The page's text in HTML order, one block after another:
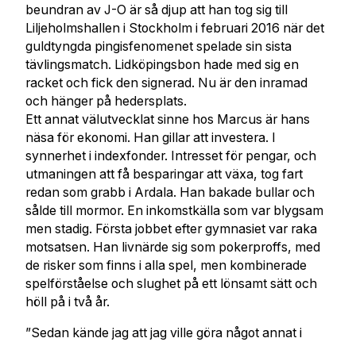
beundran av J-O är så djup att han tog sig till
Liljeholmshallen i Stockholm i februari 2016 när det
guldtyngda pingisfenomenet spelade sin sista
tävlingsmatch. Lidköpingsbon hade med sig en
racket och fick den signerad. Nu är den inramad
och hänger på hedersplats.
Ett annat välutvecklat sinne hos Marcus är hans
näsa för ekonomi. Han gillar att investera. I
synnerhet i indexfonder. Intresset för pengar, och
utmaningen att få besparingar att växa, tog fart
redan som grabb i Ardala. Han bakade bullar och
sålde till mormor. En inkomstkälla som var blygsam
men stadig. Första jobbet efter gymnasiet var raka
motsatsen. Han livnärde sig som pokerproffs, med
de risker som finns i alla spel, men kombinerade
spelförståelse och slughet på ett lönsamt sätt och
höll på i två år.
”Sedan kände jag att jag ville göra något annat i